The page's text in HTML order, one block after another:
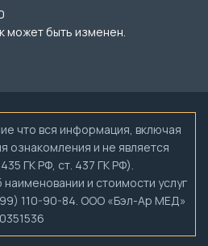
может быть изменен.
что вся информация, включая
ознакомления и не является
ГК РФ, ст. 437 ГК РФ).
и стоимости услуг
110-90-84. ООО «Бэл-Ар МЕД»